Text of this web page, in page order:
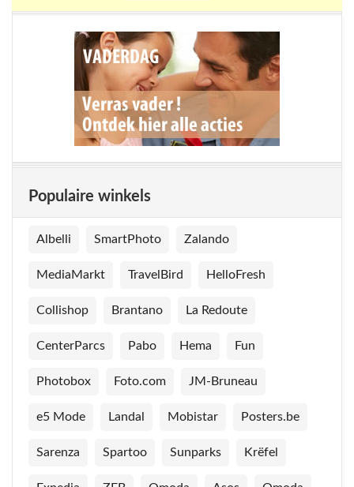
Populaire winkels
Albelli SmartPhoto Zalando
MediaMarkt TravelBird HelloFresh
Collishop Brantano La Redoute
CenterParcs Pabo Hema Fun
Photobox Foto.com JM-Bruneau
e5 Mode Landal Mobistar Posters.be
Sarenza Spartoo Sunparks Krëfel